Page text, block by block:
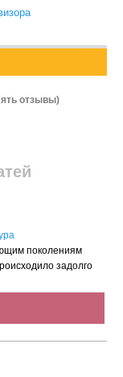
отзывы)
поколениям
задолго